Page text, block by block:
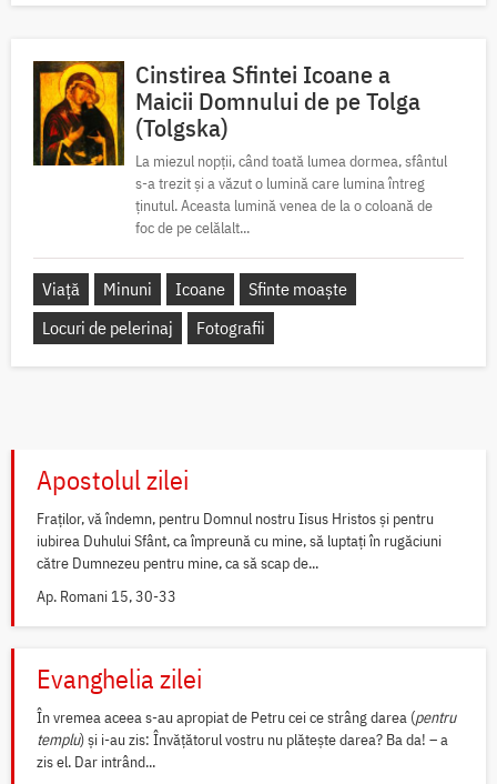
Cinstirea Sfintei Icoane a
Maicii Domnului de pe Tolga
(Tolgska)
La miezul nopții, când toată lumea dormea, sfântul
s-a trezit și a văzut o lumină care lumina întreg
ținutul. Aceasta lumină venea de la o coloană de
foc de pe celălalt...
Viață Minuni Icoane
Sfinte moaște
Locuri de pelerinaj
Fotografii
Apostolul zilei
Fraților, vă îndemn, pentru Domnul nostru Iisus Hristos și pentru
iubirea Duhului Sfânt, ca împreună cu mine, să luptați în rugăciuni
către Dumnezeu pentru mine, ca să scap de...
Ap. Romani 15, 30-33
Evanghelia zilei
În vremea aceea s-au apropiat de Petru cei ce strâng darea (pentru
templu) și i-au zis: Învățătorul vostru nu plătește darea? Ba da! – a
zis el. Dar intrând...